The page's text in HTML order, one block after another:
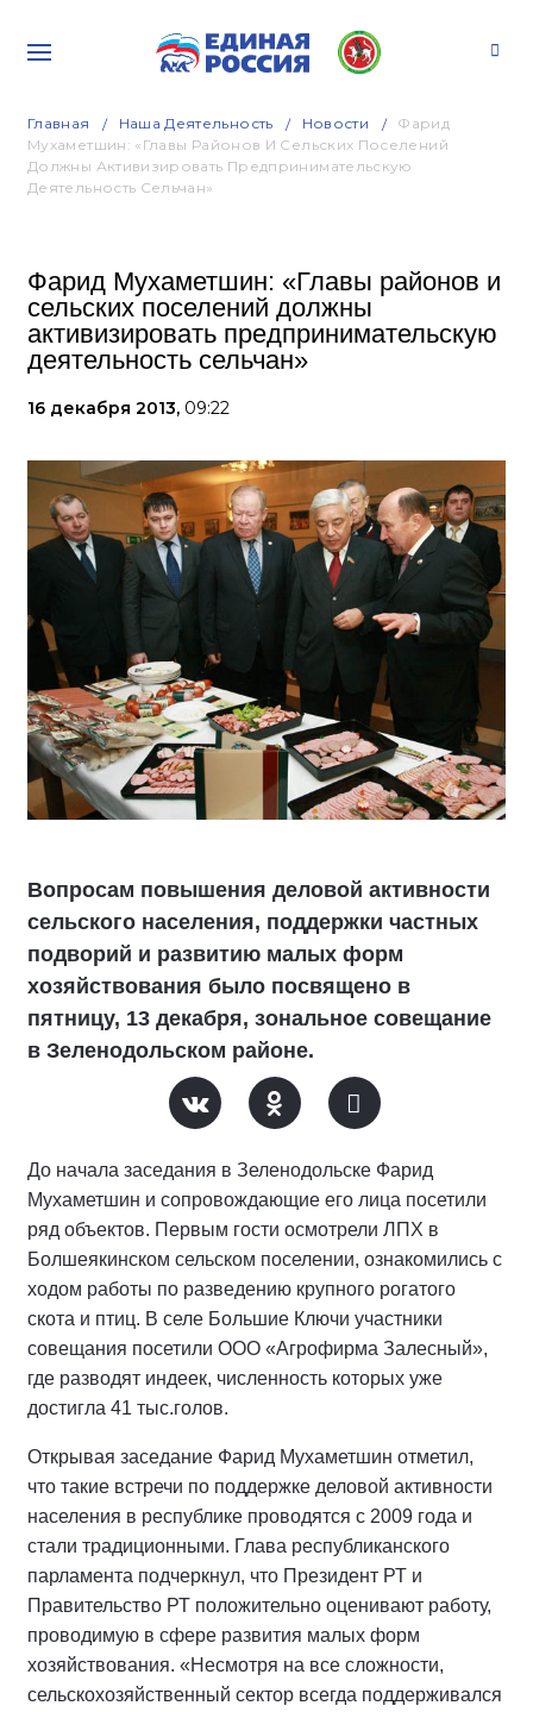
Главная Наша Деятельность Новости
Фарид
Мухаметшин: «Главы Районов И Сельских Поселений
Должны Активизировать Предпринимательскую
Деятельность Сельчан»
Фарид Мухаметшин: «Главы районов и
сельских поселений должны
активизировать предпринимательскую
деятельность сельчан»
16 декабря 2013, 09:22
Вопросам повышения деловой активности
сельского населения, поддержки частных
подворий и развитию малых форм
хозяйствования было посвящено в
пятницу, 13 декабря, зональное совещание
в Зеленодольском районе.
До начала заседания в Зеленодольске Фарид
Мухаметшин и сопровождающие его лица посетили
ряд объектов. Первым гости осмотрели ЛПХ в
Болшеякинском сельском поселении, ознакомились с
ходом работы по разведению крупного рогатого
скота и птиц. В селе Большие Ключи участники
совещания посетили ООО «Агрофирма Залесный»,
где разводят индеек, численность которых уже
достигла 41 тыс.голов.
Открывая заседание Фарид Мухаметшин отметил,
что такие встречи по поддержке деловой активности
населения в республике проводятся с 2009 года и
стали традиционными. Глава республиканского
парламента подчеркнул, что Президент РТ и
Правительство РТ положительно оценивают работу,
проводимую в сфере развития малых форм
хозяйствования. «Несмотря на все сложности,
сельскохозяйственный сектор всегда поддерживался